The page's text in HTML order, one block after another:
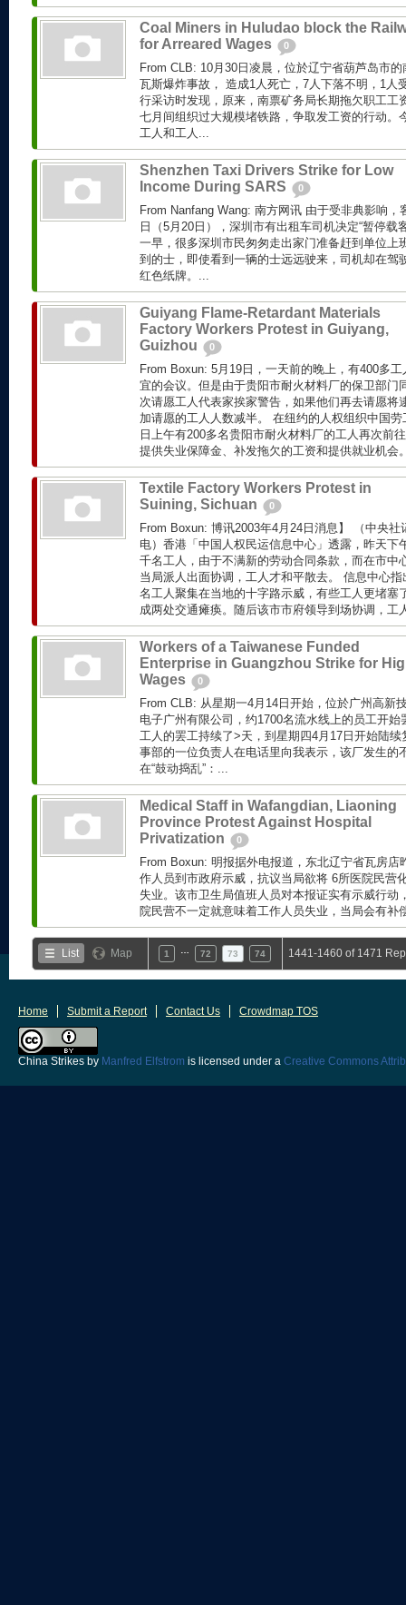
Coal Miners in Huludao block the
for Arreared Wages
0
From CLB: 10月30日凌晨，位於辽宁省葫芦岛市
瓦斯爆炸事故， 造成1人死亡，7人下落不明，1人
行采访时发现，原来，南票矿务局长期拖欠职工工
七月间组织过大规模堵铁路，争取发工资的行动。
工人和工人...
Shenzhen Taxi Drivers Strike for Low
Income During SARS
0
From Nanfang Wang: 南方网讯 由于受非典影响，
日（5月20日），深圳市有出租车司机决定“暂停载
一早，很多深圳市民匆匆走出家门准备赶到单位上
到的士，即使看到一辆的士远远驶来，司机却在驾
红色纸牌。...
Guiyang Flame-Retardant Materials
Factory Workers Protest in Guiyang,
Guizhou
0
From Boxun: 5月19日，一天前的晚上，有400多
宜的会议。但是由于贵阳市耐火材料厂的保卫部门
次请愿工人代表家挨家警告，如果他们再去请愿将
加请愿的工人人数减半。 在纽约的人权组织中国
日上午有200多名贵阳市耐火材料厂的工人再次前
提供失业保障金、补发拖欠的工资和提供就业机会
Textile Factory Workers Protest in
Suining, Sichuan
0
From Boxun: 博讯2003年4月24日消息】 （中央
电）香港「中国人权民运信息中心」透露，昨天下
千名工人，由于不满新的劳动合同条款，而在市中
当局派人出面协调，工人才和平散去。 信息中心
名工人聚集在当地的十字路示威，有些工人更堵塞
成两处交通瘫痪。随后该市市府领导到场协调，工
Workers of a Taiwanese Funded
Enterprise in Guangzhou Strike for
Wages
0
From CLB: 从星期一4月14日开始，位於广州高新
电子广州有限公司，约1700名流水线上的员工开
工人的罢工持续了>天，到星期四4月17日开始陆
事部的一位负责人在电话里向我表示，该厂发生的
在“鼓动捣乱”：...
Medical Staff in Wafangdian, Liaoning
Province Protest Against Hospital
Privatization
0
From Boxun: 明报据外电报道，东北辽宁省瓦房店
作人员到市政府示威，抗议当局欲将 6所医院民营
失业。该市卫生局值班人员对本报证实有示威行动
院民营不一定就意味着工作人员失业，当局会有补
List Map 1 72 73 74 1441-1460 of 1471
Home Submit a Report Contact Us Crowdmap TOS
China Strikes by Manfred Elfstrom is licensed under a Creative Commons